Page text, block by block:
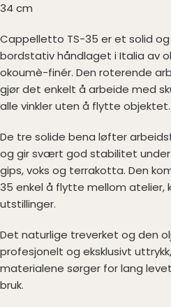
34 cm
Cappelletto TS-35 er et solid
bordstativ håndlaget i Italia av
okoumè-finér. Den roterende
gjør det enkelt å arbeide med
alle vinkler uten å flytte objektet.
De tre solide bena løfter
og gir svært god stabilitet under
gips, voks og terrakotta. Den
35 enkel å flytte mellom atelier,
utstillinger.
Det naturlige treverket og den
profesjonelt og eksklusivt
materialene sørger for lang
bruk.